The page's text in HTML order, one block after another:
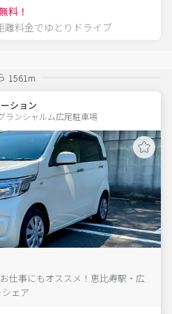
料！
離料金でゆとりドライブ
1561m
ション
ランシャルム広尾駐車場
仕事にもオススメ！恵比寿駅・広
ェア